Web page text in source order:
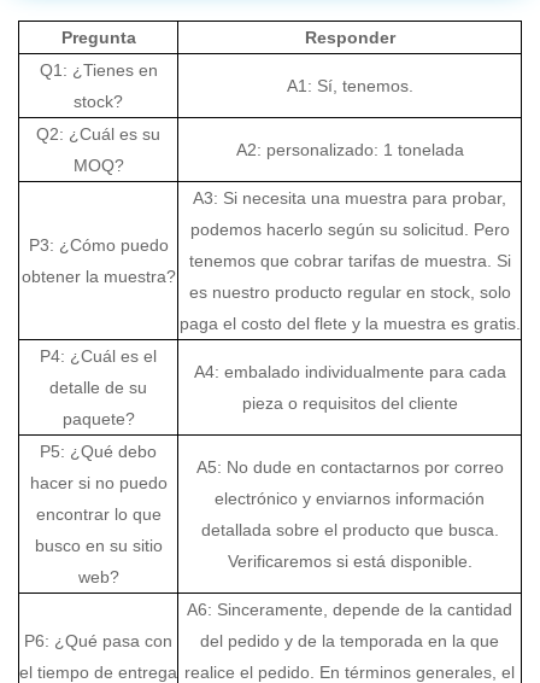
Pregunta
Responder
Q1: ¿Tienes en
stock?
A1: Sí, tenemos.
Q2: ¿Cuál es su
MOQ?
A2: personalizado: 1 tonelada
P3: ¿Cómo puedo
obtener la muestra?
A3: Si necesita una muestra para probar,
podemos hacerlo según su solicitud. Pero
tenemos que cobrar tarifas de muestra. Si
es nuestro producto regular en stock, solo
paga el costo del flete y la muestra es gratis.
P4: ¿Cuál es el
detalle de su
paquete?
A4: embalado individualmente para cada
pieza o requisitos del cliente
P5: ¿Qué debo
hacer si no puedo
encontrar lo que
busco en su sitio
web?
A5: No dude en contactarnos por correo
electrónico y enviarnos información
detallada sobre el producto que busca.
Verificaremos si está disponible.
P6: ¿Qué pasa con
el tiempo de entrega
A6: Sinceramente, depende de la cantidad
del pedido y de la temporada en la que
realice el pedido. En términos generales, el